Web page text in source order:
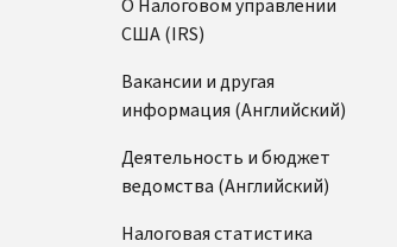
США (IRS)
Вакансии и другая
информация (Английский)
Деятельность и бюджет
ведомства (Английский)
Налоговая статистика